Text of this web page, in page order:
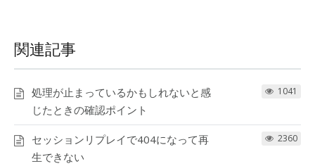
関連記事
処理が止まっているかもしれないと感
じたときの確認ポイント
1041
セッションリプレイで404になって再
生できない
2360